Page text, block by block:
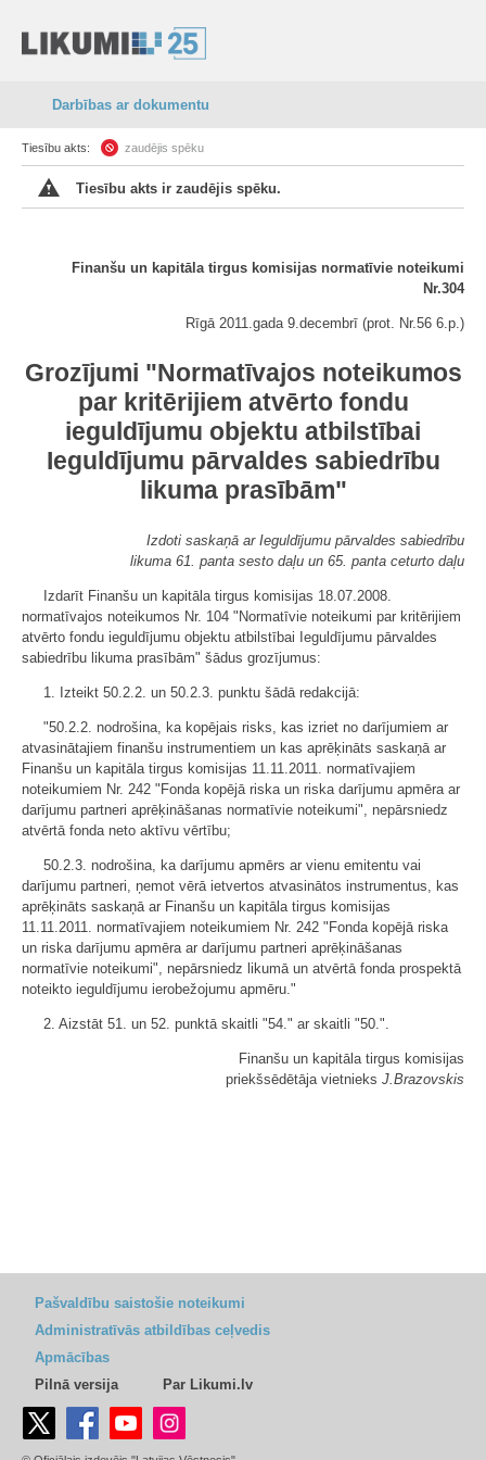
Darbības ar dokumentu
Tiesību akts: zaudējis spēku
Tiesību akts ir zaudējis spēku.
Finanšu un kapitāla tirgus komisijas normatīvie noteikumi
Nr.304
Rīgā 2011.gada 9.decembrī (prot. Nr.56 6.p.)
Grozījumi "Normatīvajos noteikumos
par kritērijiem atvērto fondu
ieguldījumu objektu atbilstībai
Ieguldījumu pārvaldes sabiedrību
likuma prasībām"
Izdoti saskaņā ar Ieguldījumu pārvaldes sabiedrību
likuma 61. panta sesto daļu un 65. panta ceturto daļu
Izdarīt Finanšu un kapitāla tirgus komisijas 18.07.2008.
normatīvajos noteikumos Nr. 104 "Normatīvie noteikumi par kritērijiem
atvērto fondu ieguldījumu objektu atbilstībai Ieguldījumu pārvaldes
sabiedrību likuma prasībām" šādus grozījumus:
1. Izteikt 50.2.2. un 50.2.3. punktu šādā redakcijā:
"50.2.2. nodrošina, ka kopējais risks, kas izriet no darījumiem ar
atvasinātajiem finanšu instrumentiem un kas aprēķināts saskaņā ar
Finanšu un kapitāla tirgus komisijas 11.11.2011. normatīvajiem
noteikumiem Nr. 242 "Fonda kopējā riska un riska darījumu apmēra ar
darījumu partneri aprēķināšanas normatīvie noteikumi", nepārsniedz
atvērtā fonda neto aktīvu vērtību;
50.2.3. nodrošina, ka darījumu apmērs ar vienu emitentu vai
darījumu partneri, ņemot vērā ietvertos atvasinātos instrumentus, kas
aprēķināts saskaņā ar Finanšu un kapitāla tirgus komisijas
11.11.2011. normatīvajiem noteikumiem Nr. 242 "Fonda kopējā riska
un riska darījumu apmēra ar darījumu partneri aprēķināšanas
normatīvie noteikumi", nepārsniedz likumā un atvērtā fonda prospektā
noteikto ieguldījumu ierobežojumu apmēru."
2. Aizstāt 51. un 52. punktā skaitli "54." ar skaitli "50.".
Finanšu un kapitāla tirgus komisijas
priekšsēdētāja vietnieks J.Brazovskis
Pašvaldību saistošie noteikumi
Administratīvās atbildības ceļvedis
Apmācības
Pilnā versija
Par Likumi.lv